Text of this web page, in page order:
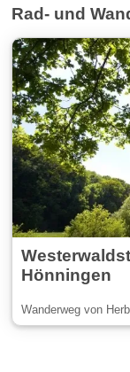
Rad- und
Hönningen
Wanderweg von